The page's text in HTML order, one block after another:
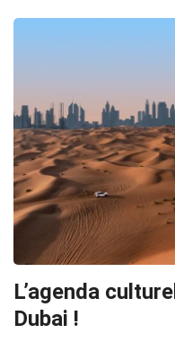
L’agenda
Dubai !